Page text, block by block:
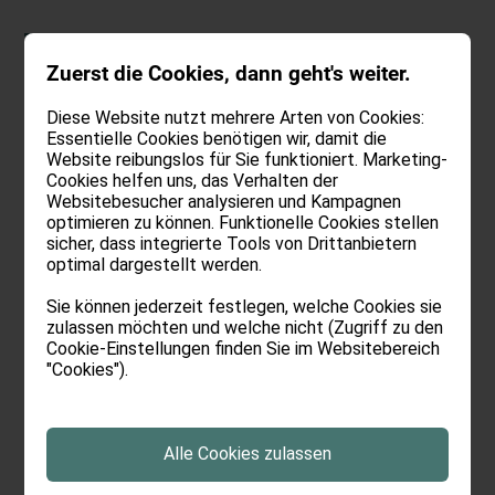
Ein guter Morgen,
ohne Sorgen.
Die unkomplizierte Atmosphäre im
Oswalda Hus spürt man natürlich
auch morgens. Keiner hat Hektik.
Sorgen. Warum denn auch? Am
Buffet steht all das Beste bereit
Zuerst die Cookies, dann geht's weiter.
Diese Website nutzt mehrere Arten von Cookies:
Essentielle Cookies benötigen wir, damit die
Website reibungslos für Sie funktioniert. Marketing-
Cookies helfen uns, das Verhalten der
Websitebesucher analysieren und Kampagnen
optimieren zu können. Funktionelle Cookies stellen
sicher, dass integrierte Tools von Drittanbietern
optimal dargestellt werden.
Sie können jederzeit festlegen, welche Cookies sie
zulassen möchten und welche nicht (Zugriff zu den
Cookie-Einstellungen finden Sie im Websitebereich
"Cookies").
Alle Cookies zulassen